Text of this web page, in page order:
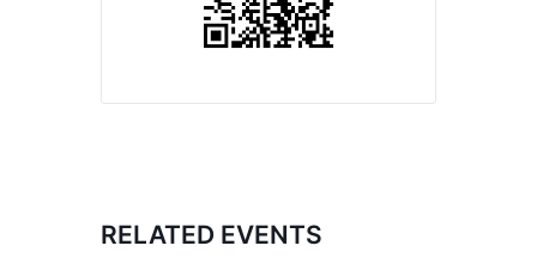
RELATED EVENTS